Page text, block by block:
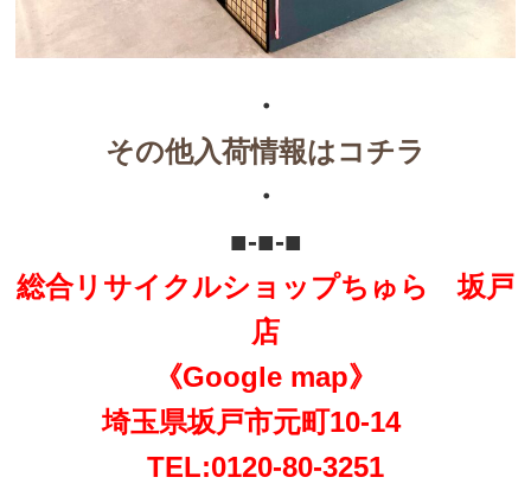
・
その他入荷情報はコチラ
・
■-■-■
総合リサイクルショップちゅら 坂戸
店
《Google map》
埼玉県坂戸市元町10-14
TEL:0120-80-3251